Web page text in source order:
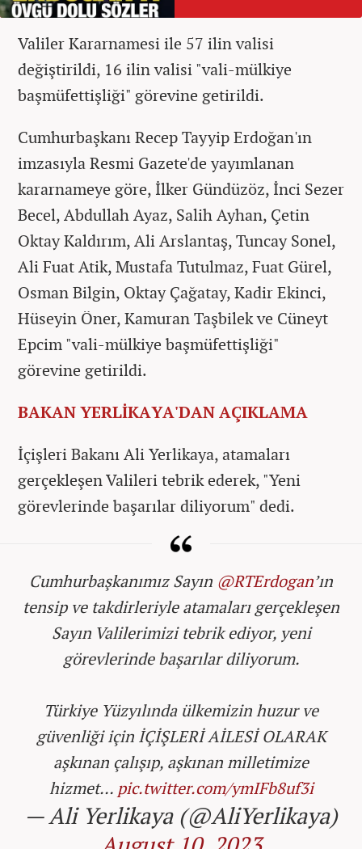
Valiler Kararnamesi ile 57 ilin valisi
değiştirildi, 16 ilin valisi "vali-mülkiye
başmüfettişliği" görevine getirildi.
Cumhurbaşkanı Recep Tayyip Erdoğan'ın
imzasıyla Resmi Gazete'de yayımlanan
kararnameye göre, İlker Gündüzöz, İnci Sezer
Becel, Abdullah Ayaz, Salih Ayhan, Çetin
Oktay Kaldırım, Ali Arslantaş, Tuncay Sonel,
Ali Fuat Atik, Mustafa Tutulmaz, Fuat Gürel,
Osman Bilgin, Oktay Çağatay, Kadir Ekinci,
Hüseyin Öner, Kamuran Taşbilek ve Cüneyt
Epcim "vali-mülkiye başmüfettişliği"
görevine getirildi.
BAKAN YERLİKAYA'DAN AÇIKLAMA
İçişleri Bakanı Ali Yerlikaya, atamaları
gerçekleşen Valileri tebrik ederek, "Yeni
görevlerinde başarılar diliyorum" dedi.
Cumhurbaşkanımız Sayın @RTErdogan’ın
tensip ve takdirleriyle atamaları gerçekleşen
Sayın Valilerimizi tebrik ediyor, yeni
görevlerinde başarılar diliyorum.
Türkiye Yüzyılında ülkemizin huzur ve
güvenliği için İÇİŞLERİ AİLESİ OLARAK
aşkınan çalışıp, aşkınan milletimize
hizmet… pic.twitter.com/ymIFb8uf3i
— Ali Yerlikaya (@AliYerlikaya)